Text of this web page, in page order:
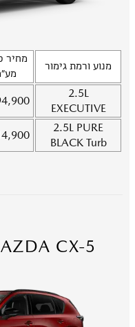
מנוע ורמת גימור
מחיר
מע"מ
2.5L
EXECUTIVE
194,900
2.5L PURE
BLACK Turb
214,900
CX-5